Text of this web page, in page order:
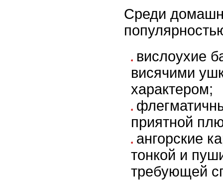
Среди
вислоухие
висячими
характером;
приятной
ангорские
тонкой и
требующей